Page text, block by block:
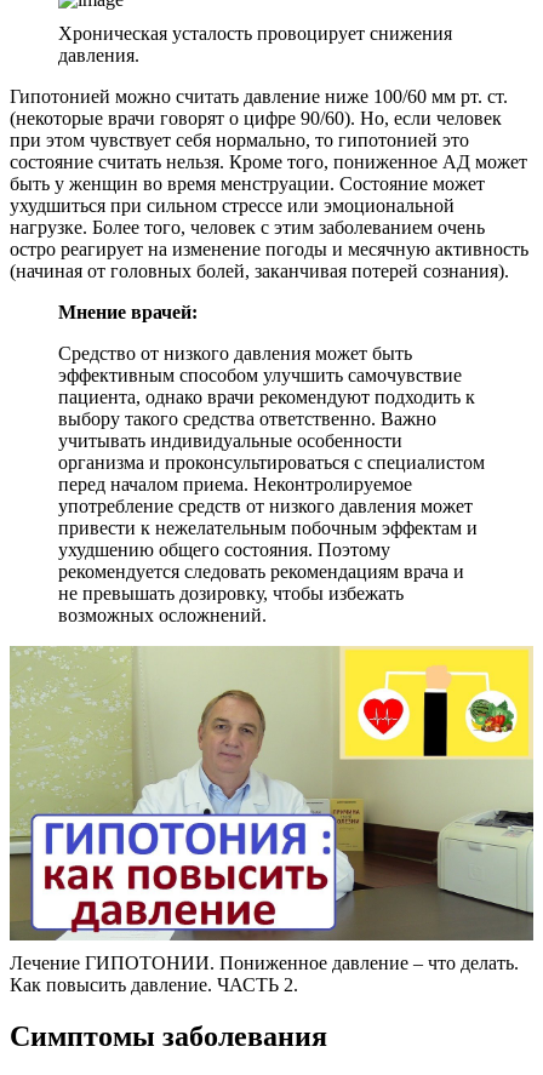
Хроническая усталость провоцирует снижения
давления.
Гипотонией можно считать давление ниже 100/60 мм рт. ст.
(некоторые врачи говорят о цифре 90/60). Но, если человек
при этом чувствует себя нормально, то гипотонией это
состояние считать нельзя. Кроме того, пониженное АД может
быть у женщин во время менструации. Состояние может
ухудшиться при сильном стрессе или эмоциональной
нагрузке. Более того, человек с этим заболеванием очень
остро реагирует на изменение погоды и месячную активность
(начиная от головных болей, заканчивая потерей сознания).
Мнение врачей:
Средство от низкого давления может быть
эффективным способом улучшить самочувствие
пациента, однако врачи рекомендуют подходить к
выбору такого средства ответственно. Важно
учитывать индивидуальные особенности
организма и проконсультироваться с специалистом
перед началом приема. Неконтролируемое
употребление средств от низкого давления может
привести к нежелательным побочным эффектам и
ухудшению общего состояния. Поэтому
рекомендуется следовать рекомендациям врача и
не превышать дозировку, чтобы избежать
возможных осложнений.
Лечение ГИПОТОНИИ. Пониженное давление – что делать.
Как повысить давление. ЧАСТЬ 2.
Симптомы заболевания